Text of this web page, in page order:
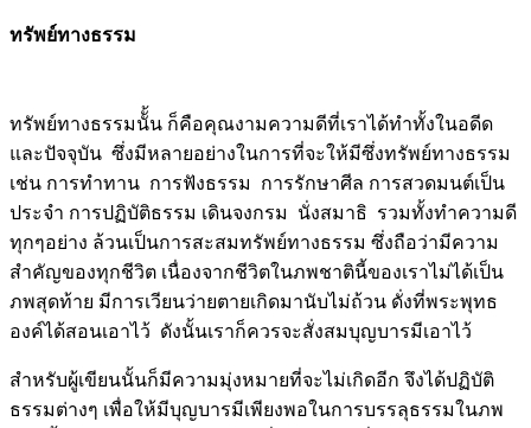
ทรัพย์ทางธรรม
ทรัพย์ทางธรรมนัั้น ก็คือคุณงามความดีที่เราได้ทำทั้งในอดีด
และปัจจุบัน ซึ่งมีหลายอย่างในการที่จะให้มีซึ่งทรัพย์ทางธรรม
เช่น การทำทาน การฟังธรรม การรักษาศีล การสวดมนต์เป็น
ประจำ การปฏิบัติธรรม เดินจงกรม นั่งสมาธิ รวมทั้งทำความดี
ทุกๆอย่าง ล้วนเป็นการสะสมทรัพย์ทางธรรม ซึ่งถือว่ามีความ
สำคัญของทุกชีวิต เนื่องจากชีวิตในภพชาตินี้ของเราไม่ได้เป็น
ภพสุดท้าย มีการเวียนว่ายตายเกิดมานับไม่ถ้วน ดั่งที่พระพุทธ
องค์ได้สอนเอาไว้ ดังนั้นเราก็ควรจะสั่งสมบุญบารมีเอาไว้
สำหรับผู้เขียนนั้นก็มีความมุ่งหมายที่จะไม่เกิดอีก จึงได้ปฏิบัติ
ธรรมต่างๆ เพื่อให้มีบุญบารมีเพียงพอในการบรรลุธรรมในภพ